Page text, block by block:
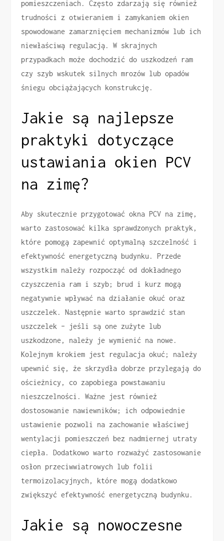
pomieszczeniach. Często zdarzają się również
trudności z otwieraniem i zamykaniem okien
spowodowane zamarznięciem mechanizmów lub ich
niewłaściwą regulacją. W skrajnych
przypadkach może dochodzić do uszkodzeń ram
czy szyb wskutek silnych mrozów lub opadów
śniegu obciążających konstrukcję.
Jakie są najlepsze
praktyki dotyczące
ustawiania okien PCV
na zimę?
Aby skutecznie przygotować okna PCV na zimę,
warto zastosować kilka sprawdzonych praktyk,
które pomogą zapewnić optymalną szczelność i
efektywność energetyczną budynku. Przede
wszystkim należy rozpocząć od dokładnego
czyszczenia ram i szyb; brud i kurz mogą
negatywnie wpływać na działanie okuć oraz
uszczelek. Następnie warto sprawdzić stan
uszczelek – jeśli są one zużyte lub
uszkodzone, należy je wymienić na nowe.
Kolejnym krokiem jest regulacja okuć; należy
upewnić się, że skrzydła dobrze przylegają do
ościeżnicy, co zapobiega powstawaniu
nieszczelności. Ważne jest również
dostosowanie nawiewników; ich odpowiednie
ustawienie pozwoli na zachowanie właściwej
wentylacji pomieszczeń bez nadmiernej utraty
ciepła. Dodatkowo warto rozważyć zastosowanie
osłon przeciwwiatrowych lub folii
termoizolacyjnych, które mogą dodatkowo
zwiększyć efektywność energetyczną budynku.
Jakie są nowoczesne